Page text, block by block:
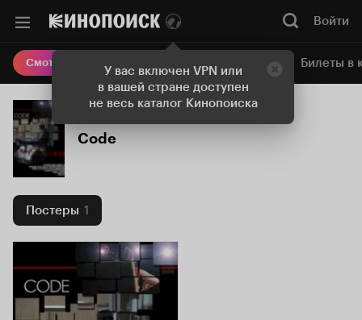
У вас включен VPN или
в вашей стране доступен
не весь каталог Кинопоиска
Войти
Смотреть кино Онлайн-кинотеатр Билеты в
Code
Постеры 1